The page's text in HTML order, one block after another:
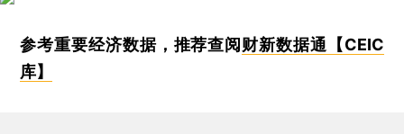
参考重要经济数据，推荐查阅财新数据通【CEIC
库】